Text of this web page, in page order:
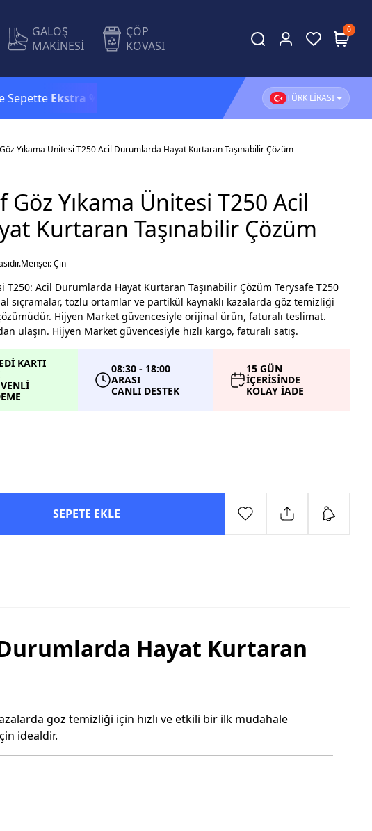
GALOŞ
MAKİNESİ
ÇÖP
KOVASI
0
Ekstra %5 İndirim! 1.500 TL ve üzeri alışverişlerinizdeKARGO
TÜRK LİRASI
Yıkama Ünitesi T250 Acil Durumlarda Hayat Kurtaran Taşınabilir Çözüm
Yıkama Ünitesi T250 Acil
Kurtaran Taşınabilir Çözüm
Menşei: Çin
T250: Acil Durumlarda Hayat Kurtaran Taşınabilir Çözüm Terysafe T250
sıçramalar, tozlu ortamlar ve partikül kaynaklı kazalarda göz temizliği
Hijyen Market güvencesiyle orijinal ürün, faturalı teslimat.
ulaşın. Hijyen Market güvencesiyle hızlı kargo, faturalı satış.
KARTI
08:30 - 18:00
ARASI
CANLI DESTEK
15 GÜN
İÇERİSİNDE
KOLAY İADE
SEPETE EKLE
Hayat Kurtaran
göz temizliği için hızlı ve etkili bir ilk müdahale
idealdir.